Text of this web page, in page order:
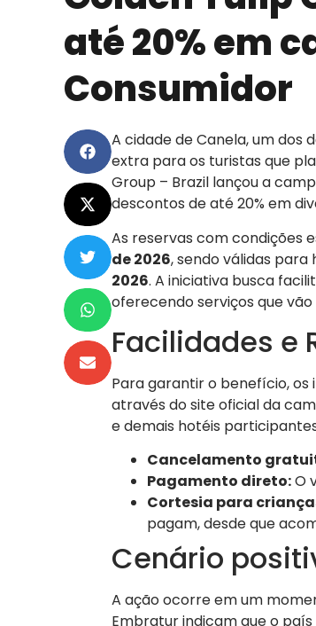
até 20% em
Consumidor
A cidade de Canela, um dos
extra para os turistas que
Group – Brazil lançou a
descontos de até 20% em
As reservas com condições
de 2026, sendo válidas
2026. A iniciativa busca
oferecendo serviços que
Facilidades e
Para garantir o benefício,
através do site oficial da
e demais hotéis
Cancelamento
Pagamento direto:O
Cortesia para
pagam, desde que
Cenário
A ação ocorre em um
Embratur indicam que o